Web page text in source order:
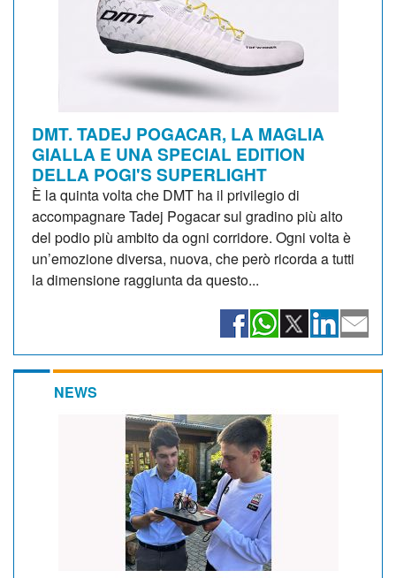
DMT. TADEJ POGACAR, LA MAGLIA
GIALLA E UNA SPECIAL EDITION
DELLA POGI'S SUPERLIGHT
È la quinta volta che DMT ha il privilegio di
accompagnare Tadej Pogacar sul gradino più alto
del podio più ambito da ogni corridore. Ogni volta è
un’emozione diversa, nuova, che però ricorda a tutti
la dimensione raggiunta da questo...
NEWS